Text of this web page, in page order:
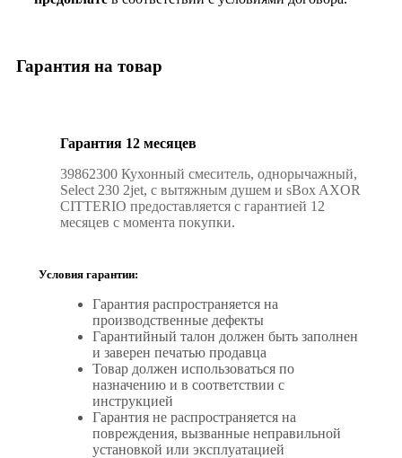
Гарантия на товар
Гарантия 12 месяцев
39862300 Кухонный смеситель, однорычажный,
Select 230 2jet, с вытяжным душем и sBox AXOR
CITTERIO предоставляется с гарантией 12
месяцев с момента покупки.
Условия гарантии:
Гарантия распространяется на
производственные дефекты
Гарантийный талон должен быть заполнен
и заверен печатью продавца
Товар должен использоваться по
назначению и в соответствии с
инструкцией
Гарантия не распространяется на
повреждения, вызванные неправильной
установкой или эксплуатацией